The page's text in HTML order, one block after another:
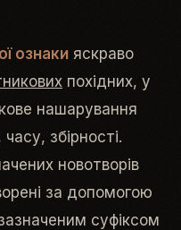
ознаки яскраво
похідних, у
нашарування
збірності.
новотворів
за допомогою
суфіксом